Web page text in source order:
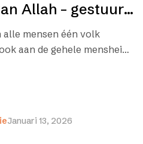
Allah – gestuurd
mensen één volk
aan de gehele mensheid
Januari 13, 2026